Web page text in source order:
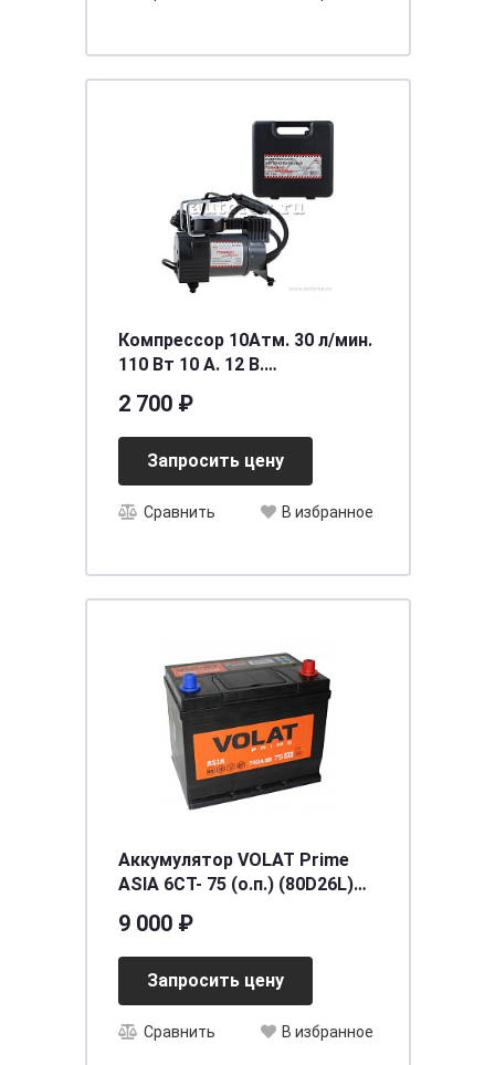
Компрессор 10Атм. 30 л/мин.
110 Вт 10 А. 12 В.
tornado AC580 Original Case
2 700 ₽
Запросить цену
Сравнить В избранное
Аккумулятор VOLAT Prime
ASIA 6СТ- 75 (о.п.) (80D26L)
[д260ш175в225/740EN] [D26]
9 000 ₽
Запросить цену
Сравнить В избранное